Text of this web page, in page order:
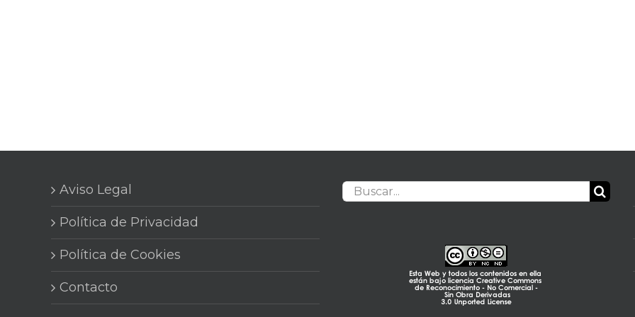
Aviso Legal
Política de Privacidad
Política de Cookies
Contacto
Buscar: